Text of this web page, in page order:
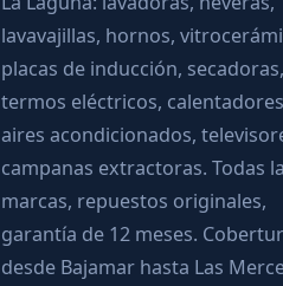
lavavajillas, hornos,
placas de inducción, secadoras,
termos eléctricos, calentadores,
aires acondicionados,
campanas extractoras. Todas las
marcas, repuestos originales,
garantía de 12 meses.
desde Bajamar hasta Las